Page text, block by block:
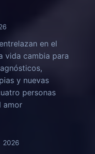
en el
vida cambia para
y nuevas
personas
amor
2026